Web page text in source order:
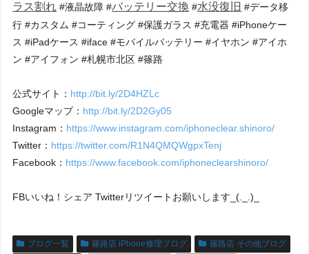
ラス割れ #液晶故障 #バッテリー交換 #水没復旧 #データ移
行 #カスタム #コーティング #保護ガラス #充電器 #iPhoneケー
ス #iPadケース #iface #モバイルバッテリー #イヤホン #アイホ
ン #アイフォン #札幌市北区 #篠路
公式サイト： http://bit.ly/2D4HZLc
Googleマップ： http://bit.ly/2D2Gy05
Instagram： https://www.instagram.com/iphoneclear.shinoro/
Twitter： https://twitter.com/R1N4QMQWgpxTenj
Facebook： https://www.facebook.com/iphoneclearshinoro/
FBいいね！シェア Twitterリツイートお願いします_(._.)_
ブログ一覧 篠路店 iPhone修理ブログ
篠路店 その他ブログ